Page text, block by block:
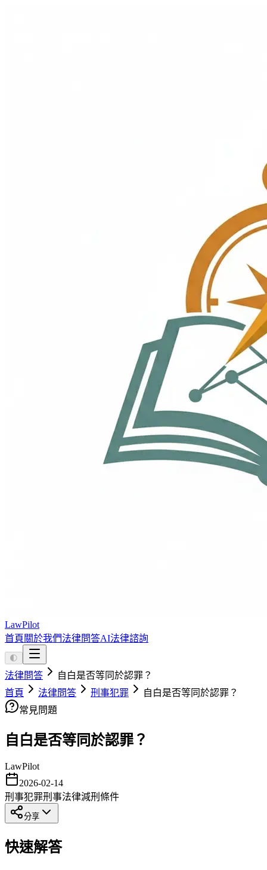
LawPilot
首頁 關於我們法律問答AI法律諮詢
🌓
法律問答
自白是否等同於認罪？
首頁
法律問答 刑事犯罪
自白是否等同於認罪？
常見問題
自白是否等同於認罪？
LawPilot
2026-02-14
刑事犯罪刑事法律減刑條件
分享
快速解答